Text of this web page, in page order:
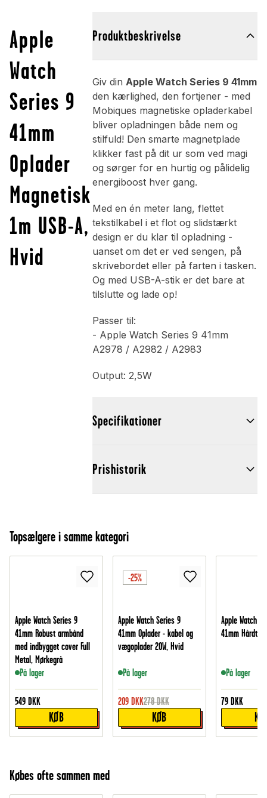
Apple
Watch
Series 9
41mm
Oplader
Magnetisk
1m USB-A,
Hvid
Produktbeskrivelse
Giv din Apple Watch Series 9 41mm
den kærlighed, den fortjener - med
Mobiques magnetiske opladerkabel
bliver opladningen både nem og
stilfuld! Den smarte magnetplade
klikker fast på dit ur som ved magi
og sørger for en hurtig og pålidelig
energiboost hver gang.
Med en én meter lang, flettet
tekstilkabel i et flot og slidstærkt
design er du klar til opladning -
uanset om det er ved sengen, på
skrivebordet eller på farten i tasken.
Og med USB-A-stik er det bare at
tilslutte og lade op!
Passer til:
- Apple Watch Series 9 41mm
A2978 / A2982 / A2983
Output: 2,5W
Specifikationer
Prishistorik
Topsælgere i samme kategori
Apple Watch Series 9
41mm Robust armbånd
med indbygget cover Full
Metal, Mørkegrå
På lager
549 DKK
KØB
-25%
Apple Watch Series 9
41mm Oplader - kabel og
vægoplader 20W, Hvid
På lager
209 DKK278 DKK
KØB
Apple Watch
41mm Hårdt
På lager
79 DKK
Købes ofte sammen med